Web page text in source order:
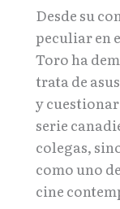
Desde su
peculiar en
Toro ha
trata de
y
serie
colegas,
como uno
cine